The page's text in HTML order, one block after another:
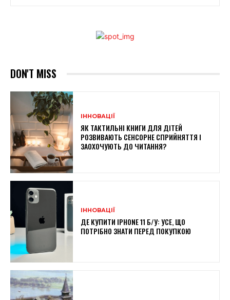
DON'T MISS
ІННОВАЦІЇ
ЯК ТАКТИЛЬНІ КНИГИ ДЛЯ ДІТЕЙ
РОЗВИВАЮТЬ СЕНСОРНЕ СПРИЙНЯТТЯ І
ЗАОХОЧУЮТЬ ДО ЧИТАННЯ?
ІННОВАЦІЇ
ДЕ КУПИТИ IPHONE 11 Б/У: УСЕ, ЩО
ПОТРІБНО ЗНАТИ ПЕРЕД ПОКУПКОЮ